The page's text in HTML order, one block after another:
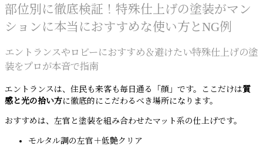
部位別に徹底検証！特殊仕上げの塗装がマン
ションに本当におすすめな使い方とNG例
エントランスやロビーにおすすめ＆避けたい特殊仕上げの塗
装をプロが本音で指南
エントランスは、住民も来客も毎日通る「顔」です。ここだけは質
感と光の拾い方に徹底的にこだわるべき場所になります。
おすすめは、左官と塗装を組み合わせたマット系の仕上げです。
モルタル調の左官＋低艶クリア